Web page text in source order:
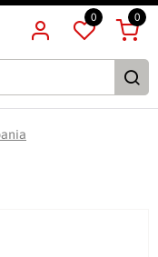
0 0